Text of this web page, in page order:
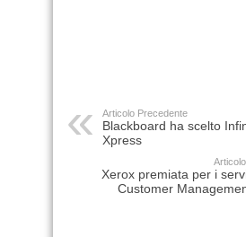
Articolo Precedente
Blackboard ha scelto
Xpress
Xerox premiata per i
Customer